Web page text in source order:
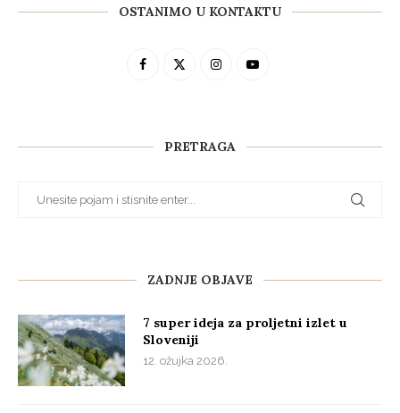
OSTANIMO U KONTAKTU
PRETRAGA
ZADNJE OBJAVE
7 super ideja za proljetni izlet u
Sloveniji
12. ožujka 2026.